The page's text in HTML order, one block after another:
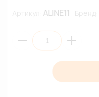
ALINE11